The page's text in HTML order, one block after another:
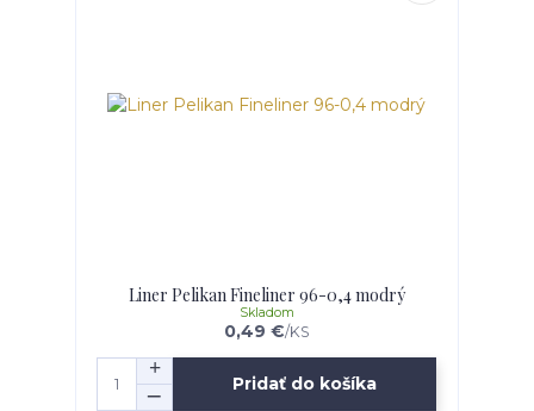
Liner Pelikan Fineliner 96-0,4 modrý
0,49 €/KS
Skladom
Pridať do košíka